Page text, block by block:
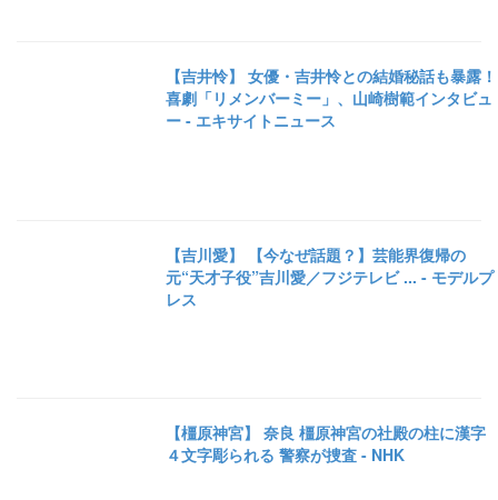
【吉井怜】 女優・吉井怜との結婚秘話も暴露！
喜劇「リメンバーミー」、山崎樹範インタビュ
ー - エキサイトニュース
【吉川愛】 【今なぜ話題？】芸能界復帰の
元“天才子役”吉川愛／フジテレビ ... - モデルプ
レス
【橿原神宮】 奈良 橿原神宮の社殿の柱に漢字
４文字彫られる 警察が捜査 - NHK